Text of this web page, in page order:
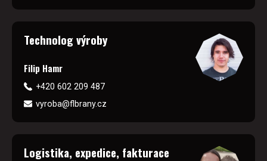
Technolog výroby
Filip Hamr
+420 602 209 487
vyroba@flbrany.cz
Logistika, expedice, fakturace